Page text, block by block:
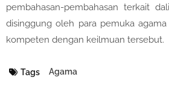
pembahasan-pembahasan terkait
disinggung oleh para pemuka
kompeten dengan keilmuan tersebut.
Tags Agama